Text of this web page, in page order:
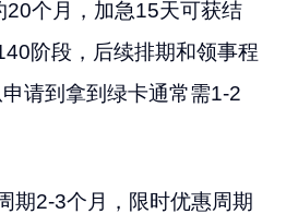
个月，加急15天可获结
阶段，后续排期和领事程
请到拿到绿卡通常需1-2
期2-3个月，限时优惠周期